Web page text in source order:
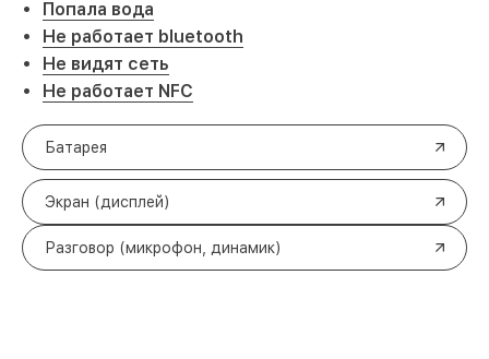
Попала вода
Не работает bluetooth
Не видят сеть
Не работает NFC
Батарея
Экран (дисплей)
Разговор (микрофон, динамик)